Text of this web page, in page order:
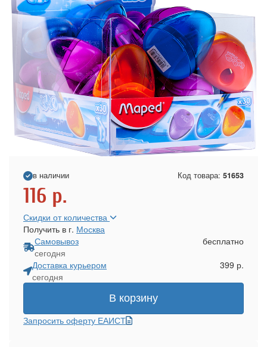
в наличии Код товара: 51653
116 р.
Скидки от количества
Получить в г. Москва
Самовывоз
сегодня
бесплатно
Доставка курьером
сегодня
399 р.
В корзину
Запросить оферту ЕАИСТ